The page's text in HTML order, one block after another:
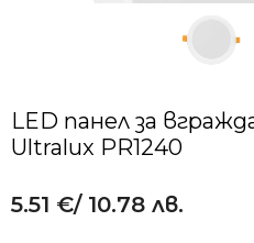
LED панел за
Ultralux PR1240
5.51 €/ 10.78 лв.